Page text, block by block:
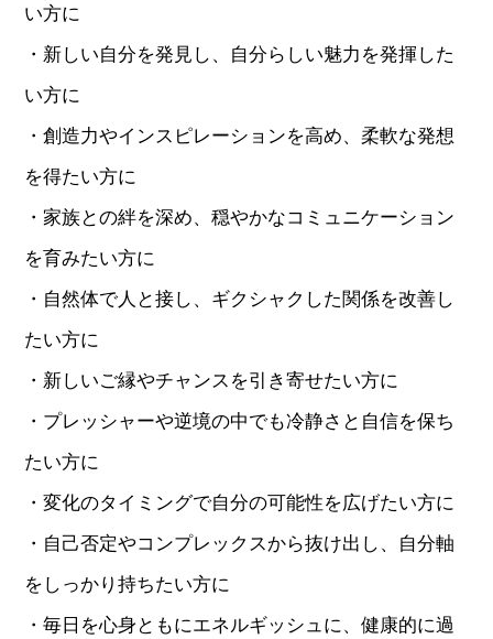
い方に
・新しい自分を発見し、自分らしい魅力を発揮した
い方に
・創造力やインスピレーションを高め、柔軟な発想
を得たい方に
・家族との絆を深め、穏やかなコミュニケーション
を育みたい方に
・自然体で人と接し、ギクシャクした関係を改善し
たい方に
・新しいご縁やチャンスを引き寄せたい方に
・プレッシャーや逆境の中でも冷静さと自信を保ち
たい方に
・変化のタイミングで自分の可能性を広げたい方に
・自己否定やコンプレックスから抜け出し、自分軸
をしっかり持ちたい方に
・毎日を心身ともにエネルギッシュに、健康的に過